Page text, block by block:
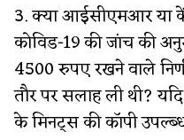
3. क्या आईसीएमआर या
कोविड-19 की जांच की
4500 रुपए रखने वाले
तौर पर सलाह ली थी?
के मिनट्स की कॉपी